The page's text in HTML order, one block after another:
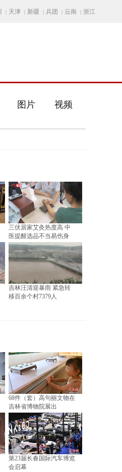
| 天津 | 新疆 | 兵团 | 云南 | 浙江
图片 视频
三伏居家艾灸热度高 中
医提醒选品不当易伤身
吉林汪清迎暴雨 紧急转
移百余个村7379人
68件（套）高句丽文物在
吉林省博物院展出
第23届长春国际汽车博览
会启幕